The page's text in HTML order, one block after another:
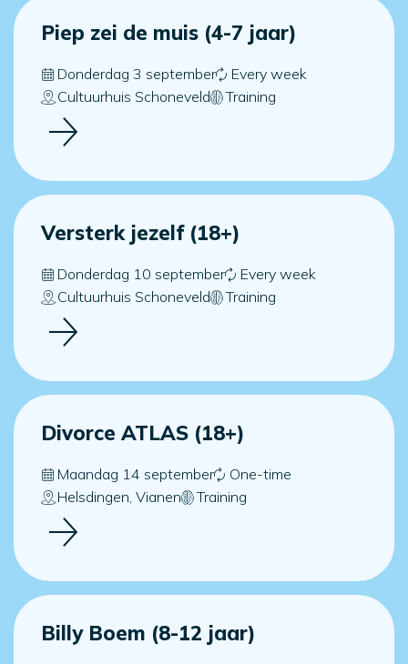
Piep zei de muis (4-7 jaar)
Donderdag 3 september
Every week
Cultuurhuis Schoneveld
Training
Versterk jezelf (18+)
Donderdag 10 september
Every week
Cultuurhuis Schoneveld
Training
Divorce ATLAS (18+)
Maandag 14 september
One-time
Helsdingen, Vianen
Training
Billy Boem (8-12 jaar)